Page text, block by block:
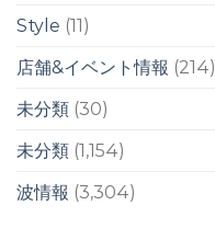
明
け
ら？！
Style (11)
店舗&イベント情報 (214)
未分類 (30)
未分類 (1,154)
波情報 (3,304)